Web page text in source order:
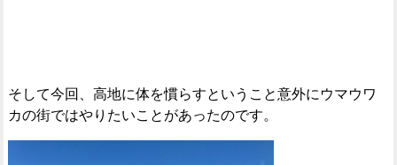
そして今回、高地に体を慣らすということ意外にウマウワ
カの街ではやりたいことがあったのです。